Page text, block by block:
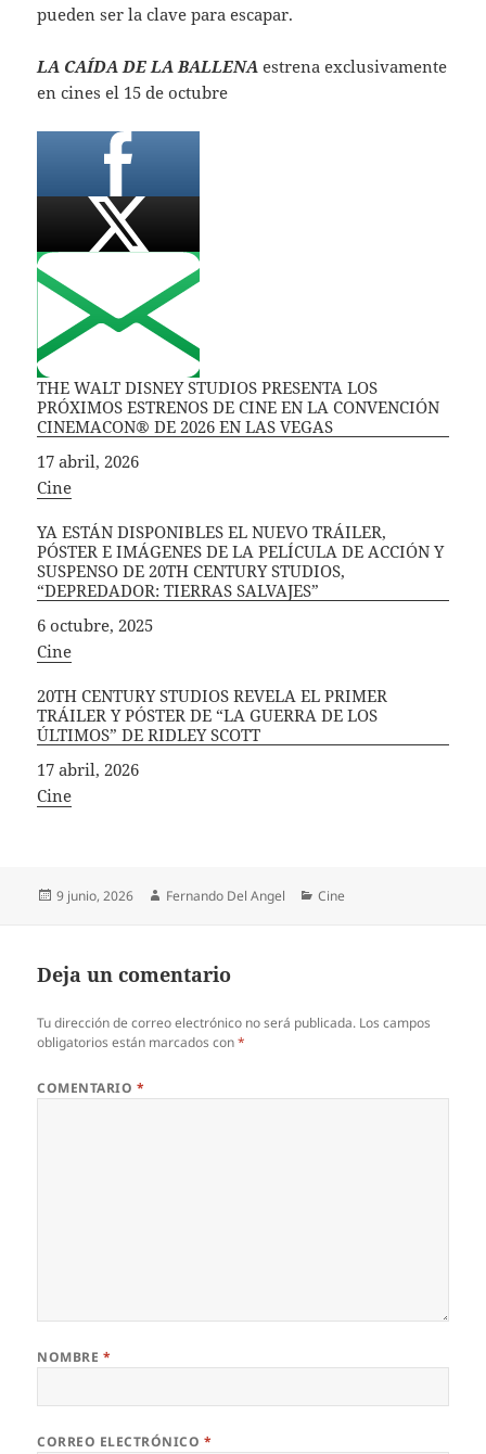
pueden ser la clave para escapar.
LA CAÍDA DE LA BALLENAestrena exclusivamente
en cines el 15 de octubre
THE WALT DISNEY STUDIOS PRESENTA LOS
PRÓXIMOS ESTRENOS DE CINE EN LA CONVENCIÓN
CINEMACON® DE 2026 EN LAS VEGAS
Fecha
17 abril, 2026
In relation to
Cine
YA ESTÁN DISPONIBLES EL NUEVO TRÁILER,
PÓSTER E IMÁGENES DE LA PELÍCULA DE ACCIÓN Y
SUSPENSO DE 20TH CENTURY STUDIOS,
“DEPREDADOR: TIERRAS SALVAJES”
Fecha
6 octubre, 2025
In relation to
Cine
20TH CENTURY STUDIOS REVELA EL PRIMER
TRÁILER Y PÓSTER DE “LA GUERRA DE LOS
ÚLTIMOS” DE RIDLEY SCOTT
Fecha
17 abril, 2026
In relation to
Cine
Publicado
9 junio, 2026 Autor
Fernando Del Angel Categorías
Cine
Deja un comentario
Tu dirección de correo electrónico no será publicada. Los campos
obligatorios están marcados con*
COMENTARIO *
NOMBRE *
CORREO ELECTRÓNICO *